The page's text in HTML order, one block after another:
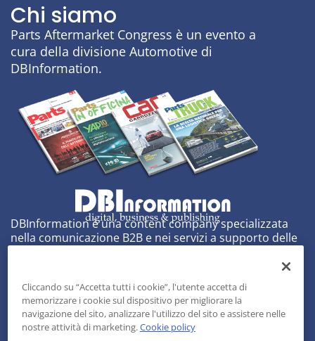
Chi siamo
Parts Aftermarket Congress è un evento a
cura della divisione Automotive di
DBInformation.
DBInformation è una content company specializzata
nella comunicazione B2B e nei servizi a supporto delle
Strada 4, Palazzo A, Scala 2 – 20057 Assago (MI)
tel+39 02 818301– fax+39 02 81830406
info@dbinformation.it www.dbinformation.it
Cliccando su “Accetta tutti i cookie”, l'utente accetta di
memorizzare i cookie sul dispositivo per migliorare la
navigazione del sito, analizzare l'utilizzo del sito e assistere nelle
nostre attività di marketing.Cookie policy